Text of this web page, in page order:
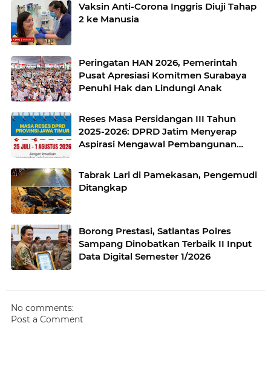
Vaksin Anti-Corona Inggris Diuji Tahap
2 ke Manusia
Peringatan HAN 2026, Pemerintah
Pusat Apresiasi Komitmen Surabaya
Penuhi Hak dan Lindungi Anak
Reses Masa Persidangan III Tahun
2025-2026: DPRD Jatim Menyerap
Aspirasi Mengawal Pembangunan
Tabrak Lari di Pamekasan, Pengemudi
Ditangkap
Borong Prestasi, Satlantas Polres
Sampang Dinobatkan Terbaik II Input
Data Digital Semester 1/2026
No comments:
Post a Comment